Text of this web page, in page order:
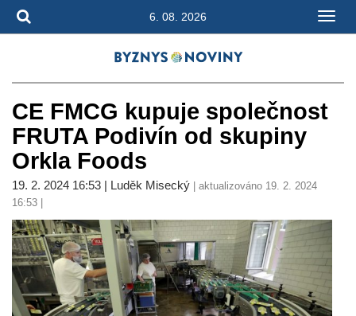
6. 08. 2026
CE FMCG kupuje společnost
FRUTA Podivín od skupiny
Orkla Foods
19. 2. 2024 16:53 | Luděk Misecký | aktualizováno 19. 2. 2024
16:53 |